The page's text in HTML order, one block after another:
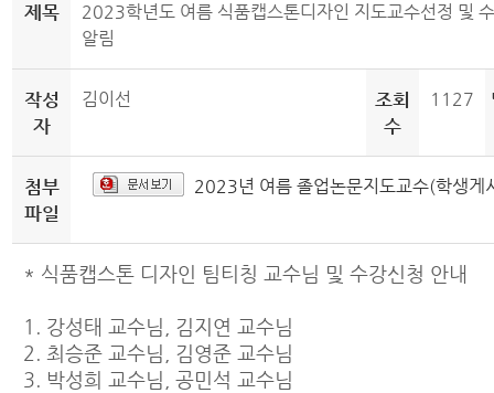
제목
2023학년도 여름 식품캡스톤디자인 지도교수선정 및
알림
작성
자
김이선
조회
수
1127
첨부
파일
2023년 여름 졸업논문지도교수(학생
* 식품캡스톤 디자인 팀티칭 교수님 및 수강신청 안내
1. 강성태 교수님, 김지연 교수님
2. 최승준 교수님, 김영준 교수님
3. 박성희 교수님, 공민석 교수님